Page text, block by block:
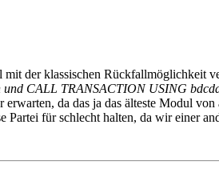
der klassischen Rückfallmöglichkeit
CALL TRANSACTION USING
da das ja das älteste Modul von
für schlecht halten, da wir einer